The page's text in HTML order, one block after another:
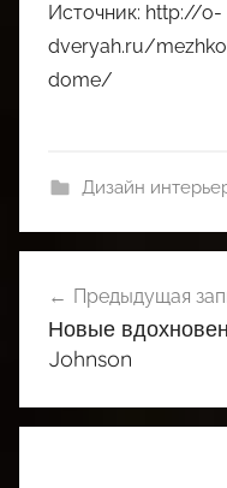
Источник: http://o-
dveryah.ru/
dome/
Дизайн
по
записям
Предыдущая
Новые
Johnson